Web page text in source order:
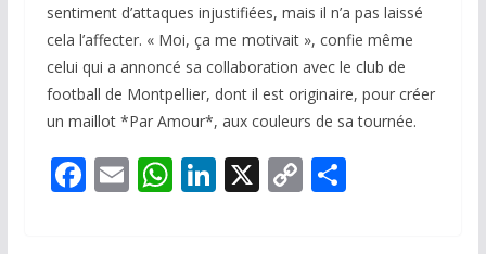
sentiment d’attaques injustifiées, mais il n’a pas laissé
cela l’affecter. « Moi, ça me motivait », confie même
celui qui a annoncé sa collaboration avec le club de
football de Montpellier, dont il est originaire, pour créer
un maillot *Par Amour*, aux couleurs de sa tournée.
F E W Li X C P